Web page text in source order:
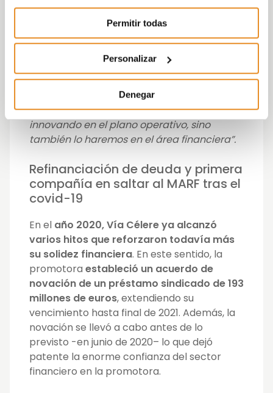
Permitir todas
Personalizar
Denegar
duda, una de las claves estratégicas más
relevantes para laspromotoras
residenciales. EnVía Célere llevamos año y
explorando distintas alternativas en
el mercado bancario, de direct lending y
en el mercado de capitalesy estamos muy
satisfechos con todas las decisiones que
hemos tomado. No sólo continuaremos
innovando en el plano operativo, sino
también lo haremos en el área financiera”.
Refinanciación de deuda y primera
compañía en saltar al MARF tras el
covid-19
En el año 2020, Vía Célere ya alcanzó
varios hitos que reforzaron todavía más
su solidez financiera. En este sentido, la
promotora estableció un acuerdo de
novación de un préstamo sindicado de 193
millones de euros, extendiendo su
vencimiento hasta final de 2021. Además, la
novación se llevó a cabo antes de lo
previsto -en junio de 2020– lo que dejó
patente la enorme confianza del sector
financiero en la promotora.